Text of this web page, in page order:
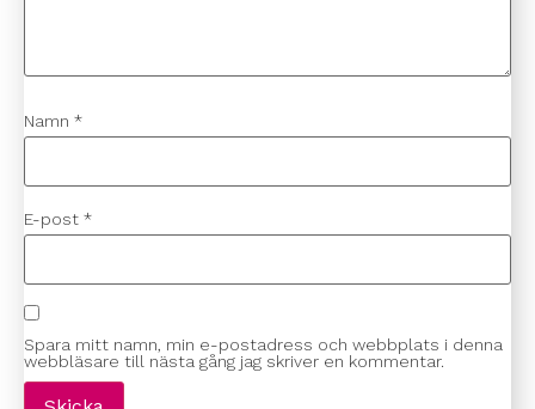
Namn *
E-post *
Spara mitt namn, min e-postadress och webbplats i denna
webbläsare till nästa gång jag skriver en kommentar.